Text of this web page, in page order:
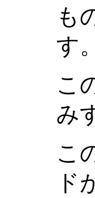
も
す
こ
み
こ
ド